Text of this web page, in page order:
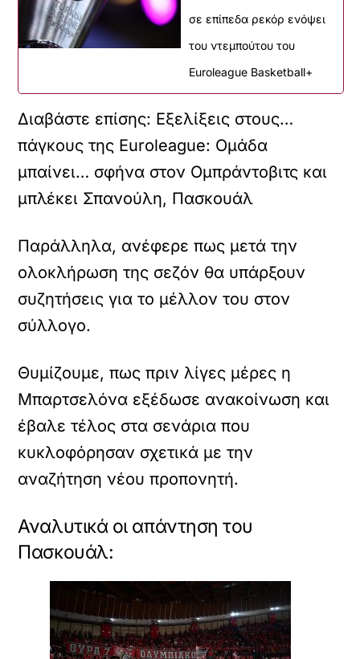
σε επίπεδα ρεκόρ ενόψει
του ντεμπούτου του
Euroleague Basketball+
Διαβάστε επίσης: Εξελίξεις στους…
πάγκους της Euroleague: Ομάδα
μπαίνει… σφήνα στον Ομπράντοβιτς και
μπλέκει Σπανούλη, Πασκουάλ
Παράλληλα, ανέφερε πως μετά την
ολοκλήρωση της σεζόν θα υπάρξουν
συζητήσεις για το μέλλον του στον
σύλλογο.
Θυμίζουμε, πως πριν λίγες μέρες η
Μπαρτσελόνα εξέδωσε ανακοίνωση και
έβαλε τέλος στα σενάρια που
κυκλοφόρησαν σχετικά με την
αναζήτηση νέου προπονητή.
Αναλυτικά οι απάντηση του
Πασκουάλ: